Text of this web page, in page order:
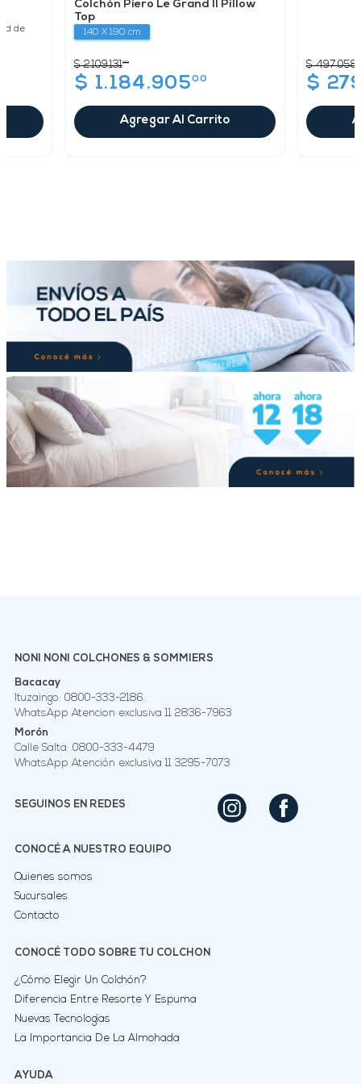
de
Colchón Piero Le Grand II Pillow
Top
140 X 190 cm
$ 2.109.13100
$ 1.184.90500
Agregar Al Carrito
$ 497.058
$
NONI NONI COLCHONES & SOMMIERS
Bacacay
Ituzaingo: 0800-333-2186.
WhatsApp Atencion exclusiva 11 2836-7963
Morón
Calle Salta: 0800-333-4479
WhatsApp Atención exclusiva 11 3295-7073
SEGUINOS EN REDES
CONOCÉ A NUESTRO EQUIPO
Quienes somos
Sucursales
Contacto
CONOCÉ TODO SOBRE TU COLCHON
¿Cómo Elegir Un Colchón?
Diferencia Entre Resorte Y Espuma
Nuevas Tecnologías
La Importancia De La Almohada
AYUDA